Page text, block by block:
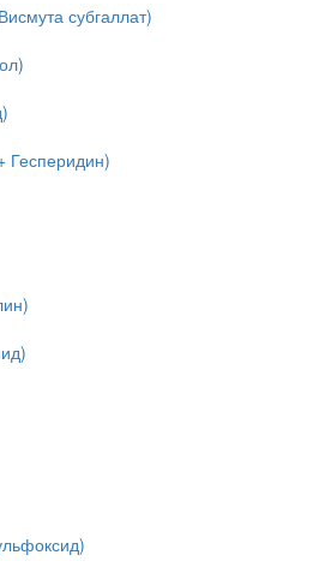
субгаллат)
Гесперидин)